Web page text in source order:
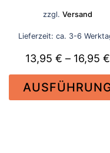
zzgl.Versand
Lieferzeit: ca. 3-6
13,95€ – 16,95€